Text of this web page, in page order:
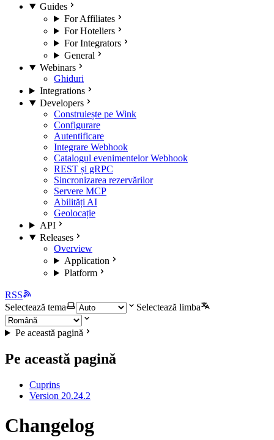
Guides
For Affiliates
For Hoteliers
For Integrators
General
Webinars
Ghiduri
Integrations
Developers
Construiește pe Wink
Configurare
Autentificare
Integrare Webhook
Catalogul evenimentelor Webhook
REST și gRPC
Sincronizarea rezervărilor
Servere MCP
Abilități AI
Geolocație
API
Releases
Overview
Application
Platform
RSS
Selectează tema
Selectează limba
Pe această pagină
Pe această pagină
Cuprins
Version 20.24.2
Changelog